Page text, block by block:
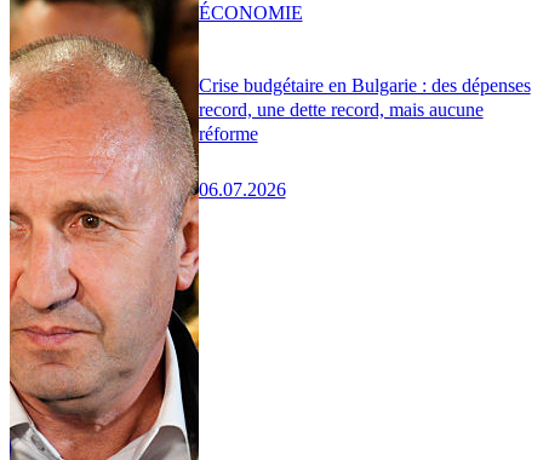
Crise budgétaire en Bulgarie : des dépenses
record, une dette record, mais aucune
réforme
06.07.2026
ÉCONOMIE